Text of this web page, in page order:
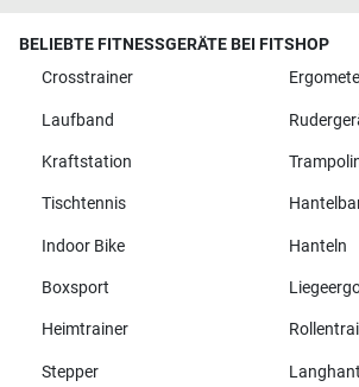
BELIEBTE FITNESSGERÄTE BEI FITSHOP
Crosstrainer
Laufband
Kraftstation
Tischtennis
Indoor Bike Hanteln
Boxsport
Heimtrainer
Stepper